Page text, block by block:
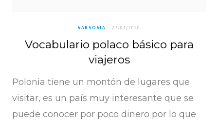
VARSOVIA 27/04/2020
Vocabulario polaco básico para
viajeros
Polonia tiene un montón de lugares que
visitar, es un país muy interesante que se
puede conocer por poco dinero por lo que